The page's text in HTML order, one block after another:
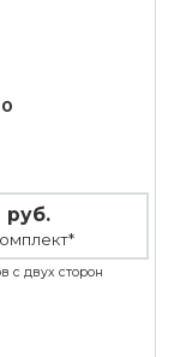
руб.
с двух сторон